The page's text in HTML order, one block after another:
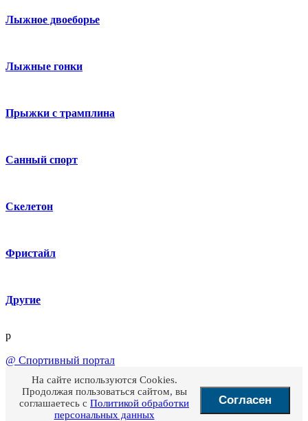
Лыжное двоеборье
Лыжные гонки
Прыжки с трамплина
Санный спорт
Скелетон
Фристайл
Другие
p
@ Спортивный портал
На сайте используются Cookies.
Продолжая пользоваться сайтом, вы
соглашаетесь с Политикой обработки
персональных данных
Согласен